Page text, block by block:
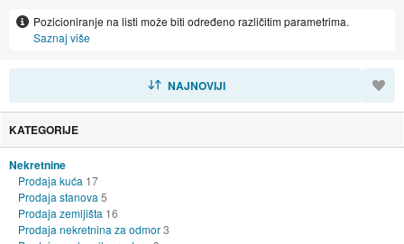
Pozicioniranje na listi može biti određeno različitim parametrima.
Saznaj više
NAJNOVIJI
KATEGORIJE
Nekretnine
Prodaja kuća 17
Prodaja stanova 5
Prodaja zemljišta 16
Prodaja nekretnina za odmor3